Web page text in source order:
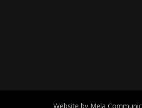
Website by Mela